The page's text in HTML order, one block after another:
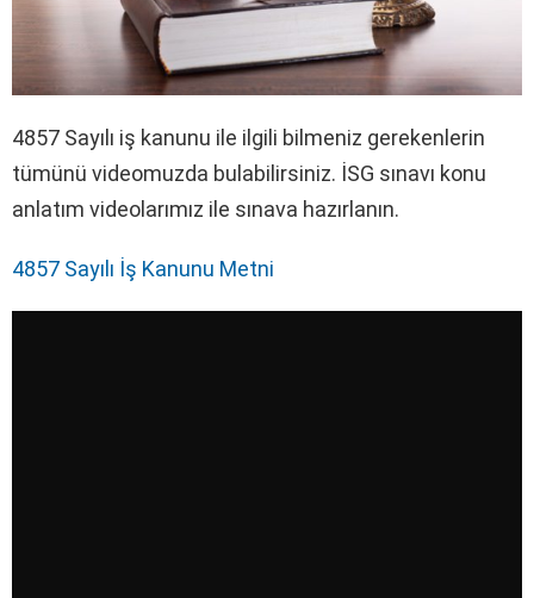
4857 Sayılı iş kanunu ile ilgili bilmeniz gerekenlerin
tümünü videomuzda bulabilirsiniz. İSG sınavı konu
anlatım videolarımız ile sınava hazırlanın.
4857 Sayılı İş Kanunu Metni